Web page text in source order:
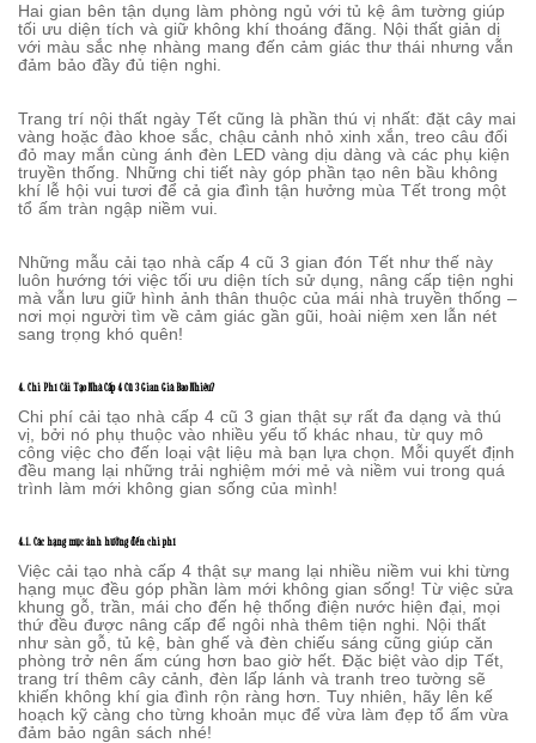
Hai gian bên tận dụng làm phòng ngủ với tủ kệ âm tường giúp
tối ưu diện tích và giữ không khí thoáng đãng. Nội thất giản dị
với màu sắc nhẹ nhàng mang đến cảm giác thư thái nhưng vẫn
đảm bảo đầy đủ tiện nghi.
Trang trí nội thất ngày Tết cũng là phần thú vị nhất: đặt cây mai
vàng hoặc đào khoe sắc, chậu cảnh nhỏ xinh xắn, treo câu đối
đỏ may mắn cùng ánh đèn LED vàng dịu dàng và các phụ kiện
truyền thống. Những chi tiết này góp phần tạo nên bầu không
khí lễ hội vui tươi để cả gia đình tận hưởng mùa Tết trong một
tổ ấm tràn ngập niềm vui.
Những mẫu cải tạo nhà cấp 4 cũ 3 gian đón Tết như thế này
luôn hướng tới việc tối ưu diện tích sử dụng, nâng cấp tiện nghi
mà vẫn lưu giữ hình ảnh thân thuộc của mái nhà truyền thống –
nơi mọi người tìm về cảm giác gần gũi, hoài niệm xen lẫn nét
sang trọng khó quên!
4. Chi Phí Cải Tạo Nhà Cấp 4 Cũ 3 Gian Giá Bao Nhiêu?
Chi phí cải tạo nhà cấp 4 cũ 3 gian thật sự rất đa dạng và thú
vị, bởi nó phụ thuộc vào nhiều yếu tố khác nhau, từ quy mô
công việc cho đến loại vật liệu mà bạn lựa chọn. Mỗi quyết định
đều mang lại những trải nghiệm mới mẻ và niềm vui trong quá
trình làm mới không gian sống của mình!
4.1. Các hạng mục ảnh hưởng đến chi phí
Việc cải tạo nhà cấp 4 thật sự mang lại nhiều niềm vui khi từng
hạng mục đều góp phần làm mới không gian sống! Từ việc sửa
khung gỗ, trần, mái cho đến hệ thống điện nước hiện đại, mọi
thứ đều được nâng cấp để ngôi nhà thêm tiện nghi. Nội thất
như sàn gỗ, tủ kệ, bàn ghế và đèn chiếu sáng cũng giúp căn
phòng trở nên ấm cúng hơn bao giờ hết. Đặc biệt vào dịp Tết,
trang trí thêm cây cảnh, đèn lấp lánh và tranh treo tường sẽ
khiến không khí gia đình rộn ràng hơn. Tuy nhiên, hãy lên kế
hoạch kỹ càng cho từng khoản mục để vừa làm đẹp tổ ấm vừa
đảm bảo ngân sách nhé!